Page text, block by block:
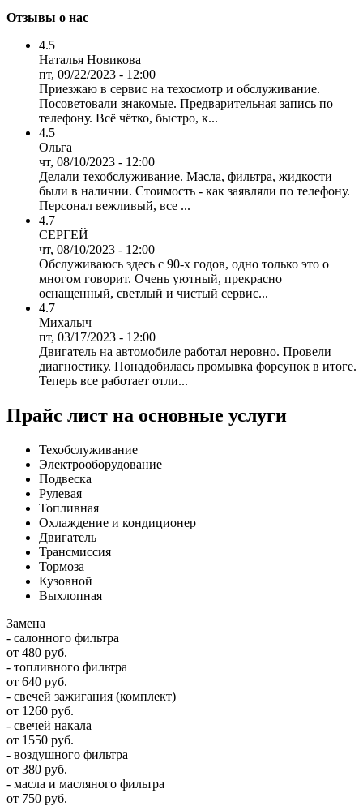
Отзывы о нас
4.5
Наталья Новикова
пт, 09/22/2023 - 12:00
Приезжаю в сервис на техосмотр и обслуживание.
Посоветовали знакомые. Предварительная запись по
телефону. Всё чётко, быстро, к...
4.5
Ольга
чт, 08/10/2023 - 12:00
Делали техобслуживание. Масла, фильтра, жидкости
были в наличии. Стоимость - как заявляли по телефону.
Персонал вежливый, все ...
4.7
СЕРГЕЙ
чт, 08/10/2023 - 12:00
Обслуживаюсь здесь с 90-х годов, одно только это о
многом говорит. Очень уютный, прекрасно
оснащенный, светлый и чистый сервис...
4.7
Михалыч
пт, 03/17/2023 - 12:00
Двигатель на автомобиле работал неровно. Провели
диагностику. Понадобилась промывка форсунок в итоге.
Теперь все работает отли...
Прайс лист на основные услуги
Техобслуживание
Электрооборудование
Подвеска
Рулевая
Топливная
Охлаждение и кондиционер
Двигатель
Трансмиссия
Тормоза
Кузовной
Выхлопная
Замена
- салонного фильтра
от 480 руб.
- топливного фильтра
от 640 руб.
- свечей зажигания (комплект)
от 1260 руб.
- свечей накала
от 1550 руб.
- воздушного фильтра
от 380 руб.
- масла и масляного фильтра
от 750 руб.